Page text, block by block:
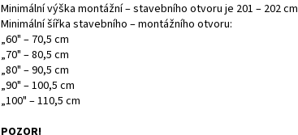
Minimální výška montážní – stavebního otvoru je 201 – 202 cm
Minimální šířka stavebního – montážního otvoru:
„60" – 70,5 cm
„70" – 80,5 cm
„80" – 90,5 cm
„90" – 100,5 cm
„100" – 110,5 cm